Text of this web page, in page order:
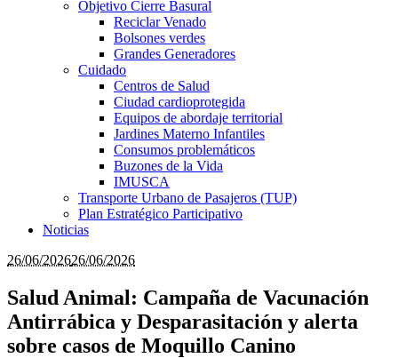
Objetivo Cierre Basural
Reciclar Venado
Bolsones verdes
Grandes Generadores
Cuidado
Centros de Salud
Ciudad cardioprotegida
Equipos de abordaje territorial
Jardines Materno Infantiles
Consumos problemáticos
Buzones de la Vida
IMUSCA
Transporte Urbano de Pasajeros (TUP)
Plan Estratégico Participativo
Noticias
26/06/202626/06/2026
Salud Animal: Campaña de Vacunación
Antirrábica y Desparasitación y alerta
sobre casos de Moquillo Canino